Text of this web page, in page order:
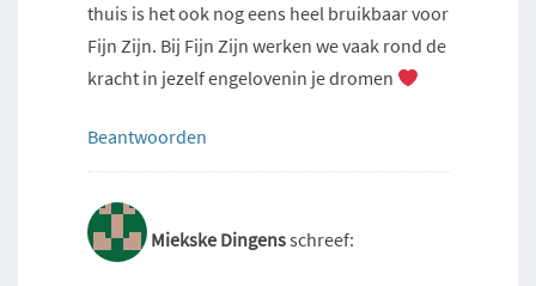
thuis is het ook nog eens heel bruikbaar voor
Fijn Zijn. Bij Fijn Zijn werken we vaak rond de
kracht in jezelf engelovenin je dromen
Beantwoorden
Miekske Dingensschreef: